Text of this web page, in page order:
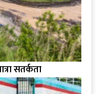
सतर्कता